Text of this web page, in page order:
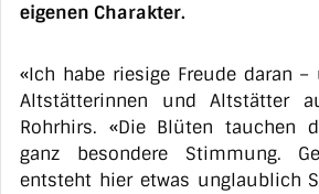
eigenen Charakter.
«Ich habe riesige Freude daran
Altstätterinnen und Altstätter
Rohrhirs. «Die Blüten tauchen
ganz besondere Stimmung.
entsteht hier etwas unglaublich